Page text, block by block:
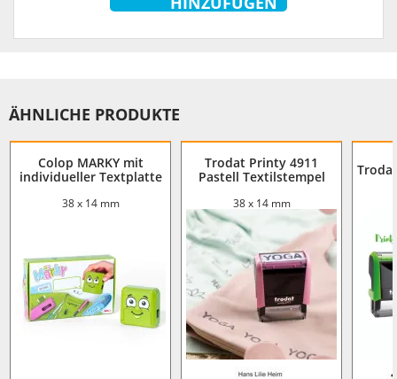
ÄHNLICHE PRODUKTE
Colop MARKY mit
individueller Textplatte
38 x 14 mm
Trodat Printy 4911
Pastell Textilstempel
38 x 14 mm